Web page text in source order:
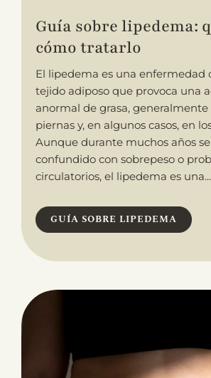
Guía sobre lipedema:
cómo tratarlo
El lipedema es una enfermedad
tejido adiposo que provoca una
anormal de grasa, generalmente
piernas y, en algunos casos, en
Aunque durante muchos años
confundido con sobrepeso o
circulatorios, el lipedema es una...
GUÍA SOBRE LIPEDEMA